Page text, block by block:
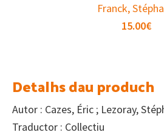
Franck,
15.00€
Detalhs dau produch
Autor : Cazes, Éric ; Lezoray,
Traductor : Collectiu